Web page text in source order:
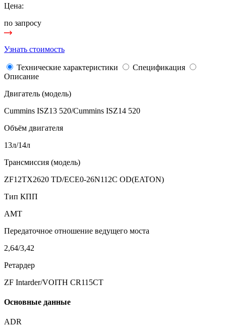
Цена:
по запросу
Узнать стоимость
Технические характеристики
Спецификация
Описание
Двигатель (модель)
Cummins ISZ13 520/Cummins ISZ14 520
Объём двигателя
13л/14л
Трансмиссия (модель)
ZF12TX2620 TD/ECE0-26N112C OD(EATON)
Тип КПП
AMT
Передаточное отношение ведущего моста
2,64/3,42
Ретардер
ZF Intarder/VOITH CR115CT
Основные данные
ADR